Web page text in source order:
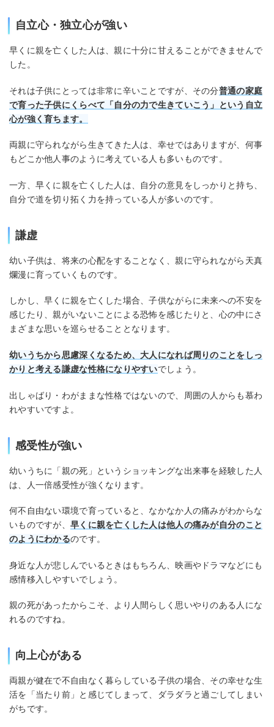
自立心・独立心が強い
早くに親を亡くした人は、親に十分に甘えることができませんで
した。
それは子供にとっては非常に辛いことですが、その分普通の家庭
で育った子供にくらべて「自分の力で生きていこう」という自立
心が強く育ちます。
両親に守られながら生きてきた人は、幸せではありますが、何事
もどこか他人事のように考えている人も多いものです。
一方、早くに親を亡くした人は、自分の意見をしっかりと持ち、
自分で道を切り拓く力を持っている人が多いのです。
謙虚
幼い子供は、将来の心配をすることなく、親に守られながら天真
爛漫に育っていくものです。
しかし、早くに親を亡くした場合、子供ながらに未来への不安を
感じたり、親がいないことによる恐怖を感じたりと、心の中にさ
まざまな思いを巡らせることとなります。
幼いうちから思慮深くなるため、大人になれば周りのことをしっ
かりと考える謙虚な性格になりやすいでしょう。
出しゃばり・わがままな性格ではないので、周囲の人からも慕わ
れやすいですよ。
感受性が強い
幼いうちに「親の死」というショッキングな出来事を経験した人
は、人一倍感受性が強くなります。
何不自由ない環境で育っていると、なかなか人の痛みがわからな
いものですが、 早くに親を亡くした人は他人の痛みが自分のこと
のようにわかるのです。
身近な人が悲しんでいるときはもちろん、映画やドラマなどにも
感情移入しやすいでしょう。
親の死があったからこそ、より人間らしく思いやりのある人にな
れるのですね。
向上心がある
両親が健在で不自由なく暮らしている子供の場合、その幸せな生
活を「当たり前」と感じてしまって、ダラダラと過ごしてしまい
がちです。